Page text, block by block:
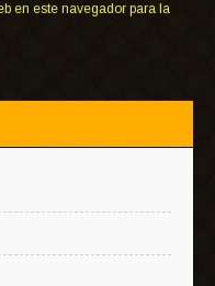
en este navegador para la